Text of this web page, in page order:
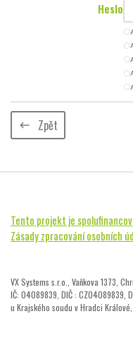
Heslo
radio_button_unchecked
radio_button_unchecked
radio_button_unchecked
radio_button_unchecked
radio_button_unchecked
keyboard_backspace Zpět
Tento projekt je
Zásady zpracování osobních
VX Systems s.r.o., Vaňkova 1373,
IČ: 04089839, DIČ : CZ04089839,
u Krajského soudu v Hradci